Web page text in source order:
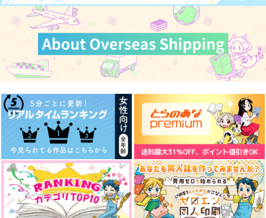
787 （税込）
三途春千夜×花垣武道
サンプル
作品詳細
303
三途春千夜×花垣武道
サンプル
作品詳細
315円
KAITO×MEIKO
サンプル
作品詳細
作品詳細